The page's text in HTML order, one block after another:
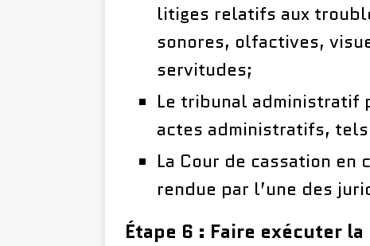
litiges relatifs aux
sonores, olfactives,
servitudes;
Le tribunal administratif
actes administratifs,
La Cour de cassation
rendue par l’une des
Étape 6 : Faire exécuter